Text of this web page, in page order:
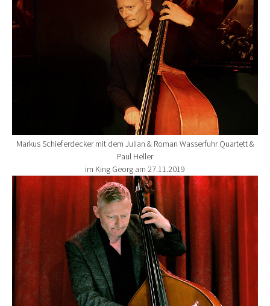
Markus Schieferdecker mit dem Julian & Roman Wasserfuhr Quartett &
Paul Heller
im King Georg am 27.11.2019
Show larger version for: